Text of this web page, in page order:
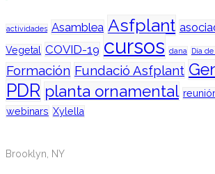
actividades Asamblea Asfplant
Vegetal
COVID-19 cursos dana Día
Formación Fundació Asfplant
PDR planta ornamental
webinars Xylella
Brooklyn, NY